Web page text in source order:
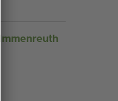
Immenreuth